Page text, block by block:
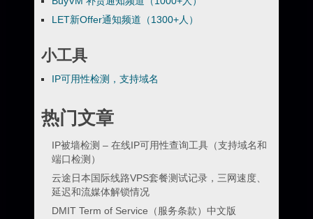
LET新Offer通知频道（1300+人）
小工具
IP可用性检测，支持域名
热门文章
IP被墙检测 – 在线IP可用性查询工具（支持域名和
端口检测）
云途日本国际线路VPS套餐测试记录，三网速度、
延迟和流媒体解锁情况
DMIT Term of Service（服务条款）中文版